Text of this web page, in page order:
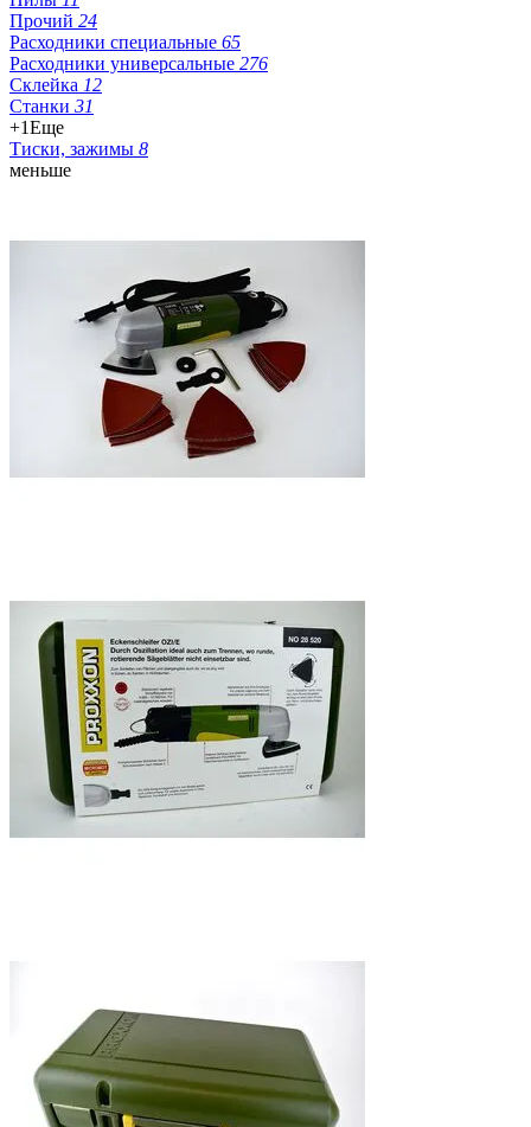
Прочий 24
Расходники специальные 65
Расходники универсальные 276
Склейка 12
Станки 31
+1Еще
Тиски, зажимы 8
меньше